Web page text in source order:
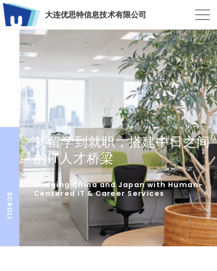
大连优思特信息技术有限公司
从留学到就职，搭建中日之间
的IT人才桥梁
Bridging China and Japan with Human-
Centered IT & Career Services